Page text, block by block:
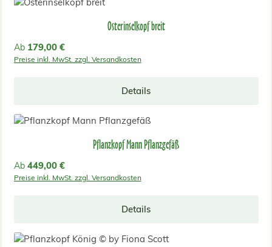
Osterinselkopf breit
Regulärer Preis:
Ab 179,00 €
Preise inkl. MwSt. zzgl. Versandkosten
Details
Pflanzkopf Mann Pflanzgefäß
Regulärer Preis:
Ab 449,00 €
Preise inkl. MwSt. zzgl. Versandkosten
Details